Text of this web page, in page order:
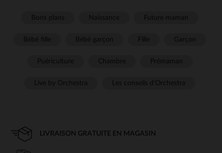
LIVRAISON GRATUITE EN MAGASIN